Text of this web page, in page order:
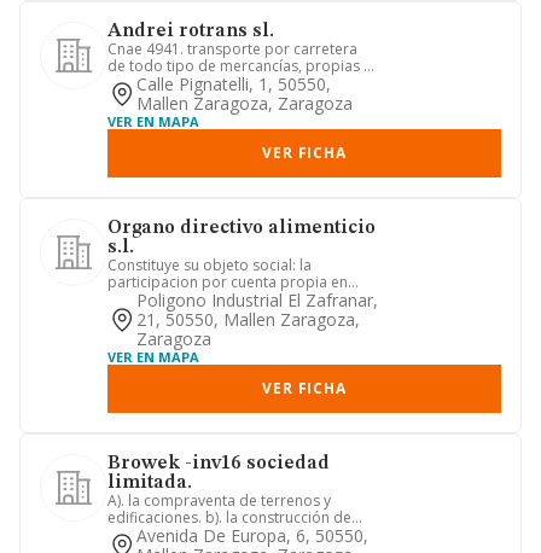
Andrei rotrans sl.
Cnae 4941. transporte por carretera
de todo tipo de mercancías, propias o
de terceras personas, sea...
Calle Pignatelli, 1, 50550,
Mallen Zaragoza, Zaragoza
VER EN MAPA
VER FICHA
Organo directivo alimenticio
s.l.
Constituye su objeto social: la
participacion por cuenta propia en
empresas y negocios del sector a...
Poligono Industrial El Zafranar,
21, 50550, Mallen Zaragoza,
Zaragoza
VER EN MAPA
VER FICHA
Browek -inv16 sociedad
limitada.
A). la compraventa de terrenos y
edificaciones. b). la construcción de
viviendas, chalets, y en gen...
Avenida De Europa, 6, 50550,